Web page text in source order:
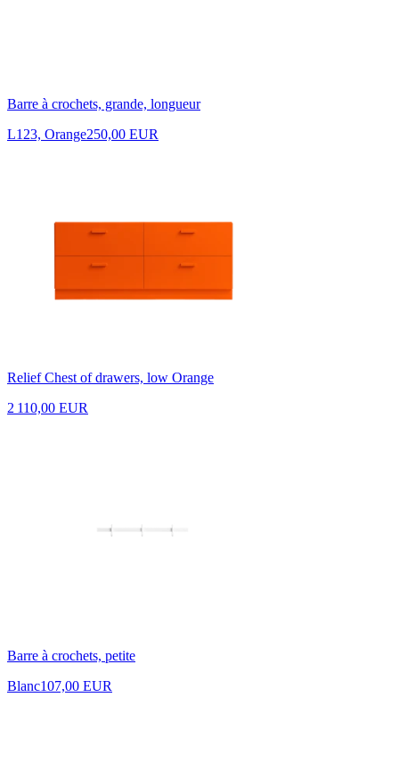
Barre à crochets, grande, longueur
L123, Orange250,00 EUR
Relief Chest of drawers, low Orange
2 110,00 EUR
Barre à crochets, petite
Blanc107,00 EUR